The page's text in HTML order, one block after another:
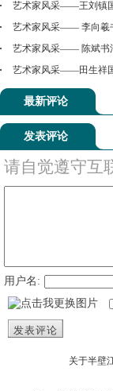
艺术家风采——王刘镇
艺术家风采—— 李向羲
艺术家风采—— 陈斌书
艺术家风采——田生祥
最新评论
发表评论
请自觉遵守互
用户名:
发表评论
关于半壁